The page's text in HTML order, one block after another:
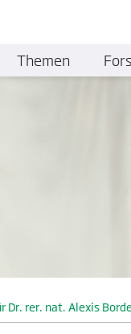
Dr. rer. nat. Alexis
Themen